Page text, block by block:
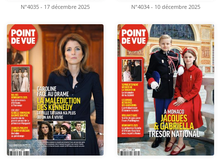
N°4035 - 17 décembre 2025 N°4034 - 10 décembre 2025